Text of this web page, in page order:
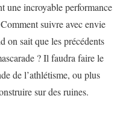
une incroyable performance
suivre avec envie
on sait que les précédents
? Il faudra faire le
de l’athlétisme, ou plus
sur des ruines.